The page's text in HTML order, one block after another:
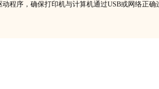
程序，确保打印机与计算机通过USB或网络正确